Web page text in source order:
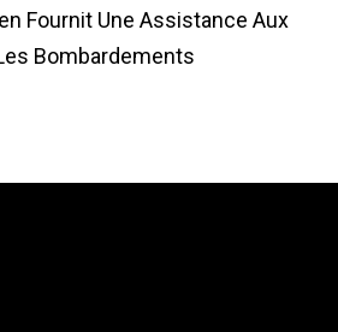
Fournit Une Assistance Aux
Bombardements